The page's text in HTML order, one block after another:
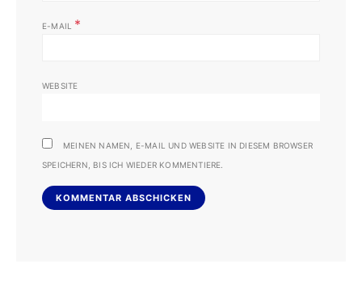
E-MAIL *
WEBSITE
MEINEN NAMEN, E-MAIL UND WEBSITE IN DIESEM BROWSER
SPEICHERN, BIS ICH WIEDER KOMMENTIERE.